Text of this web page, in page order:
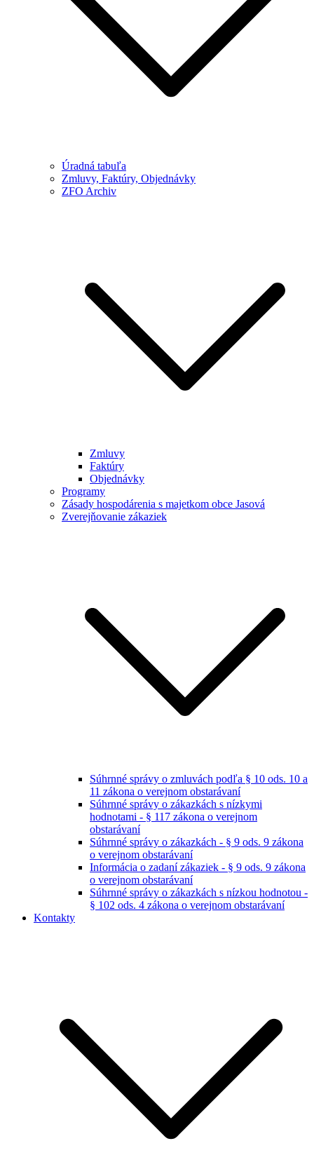
Úradná tabuľa
Zmluvy, Faktúry, Objednávky
ZFO Archiv
Zmluvy
Faktúry
Objednávky
Programy
Zásady hospodárenia s majetkom obce Jasová
Zverejňovanie zákaziek
Súhrnné správy o zmluvách podľa § 10 ods. 10 a
11 zákona o verejnom obstarávaní
Súhrnné správy o zákazkách s nízkymi
hodnotami - § 117 zákona o verejnom
obstarávaní
Súhrnné správy o zákazkách - § 9 ods. 9 zákona
o verejnom obstarávaní
Informácia o zadaní zákaziek - § 9 ods. 9 zákona
o verejnom obstarávaní
Súhrnné správy o zákazkách s nízkou hodnotou -
§ 102 ods. 4 zákona o verejnom obstarávaní
Kontakty